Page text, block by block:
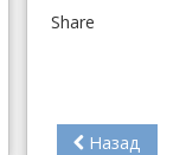
Share
Назад